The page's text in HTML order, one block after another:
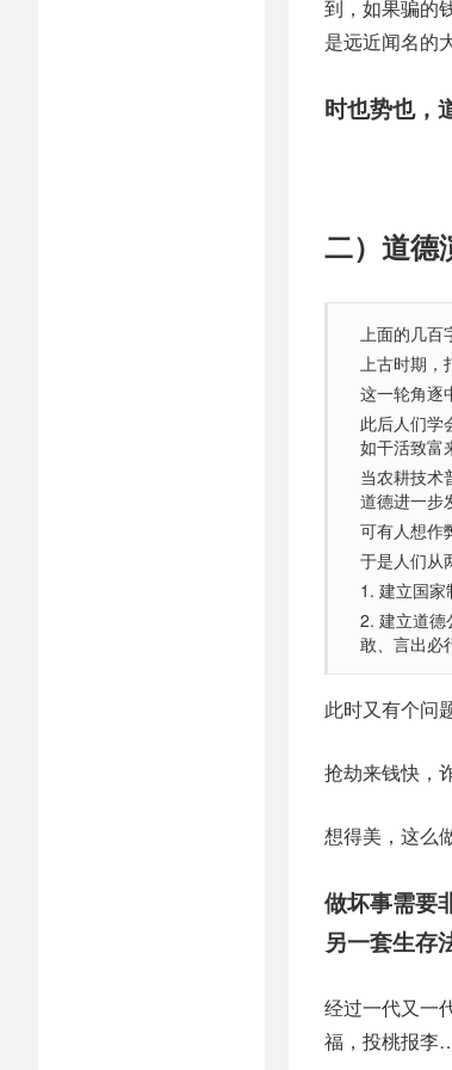
到，如果骗的
是远近闻名的
时也势也，
二）道德
上面的几百
上古时期，
这一轮角逐
此后人们学
如干活致富
当农耕技术
道德进一步
可有人想作
于是人们从
1. 建立国家
2. 建立道德
敢、言出必
此时又有个问
抢劫来钱快，
想得美，这么
做坏事需要
另一套生存
经过一代又一
福，投桃报李